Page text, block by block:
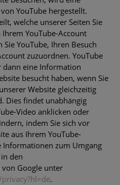
YouTube hergestellt.
welche unserer Seiten Sie
YouTube-Account
YouTube, Ihren Besuch
zuzuordnen. YouTube
dann eine Information
besucht haben, wenn Sie
Website gleichzeitig
Dies findet unabhängig
Video anklicken oder
indem Sie sich vor
aus Ihrem YouTube-
Informationen zum Umgang
den
Google unter
.